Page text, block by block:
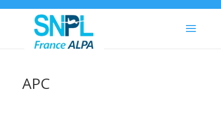
APC